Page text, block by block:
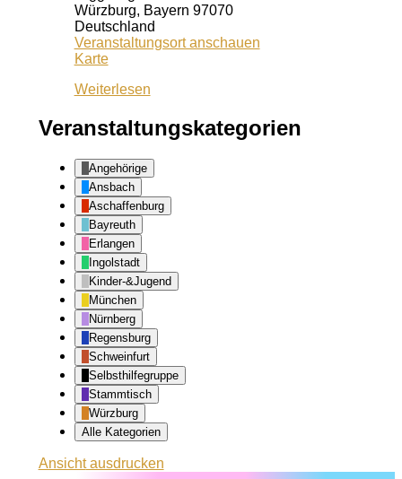
Würzburg, Bayern 97070
Deutschland
Veranstaltungsort anschauen
KarteWuf
Zentrum
Weiterlesen
Veranstaltungskategorien
Angehörige
Ansbach
Aschaffenburg
Bayreuth
Erlangen
Ingolstadt
Kinder-&Jugend
München
Nürnberg
Regensburg
Schweinfurt
Selbsthilfegruppe
Stammtisch
Würzburg
Alle Kategorien
Ansichtausdrucken